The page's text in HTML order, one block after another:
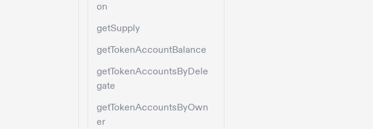
on
getSupply
getTokenAccountBalance
getTokenAccountsByDele
gate
getTokenAccountsByOwn
er